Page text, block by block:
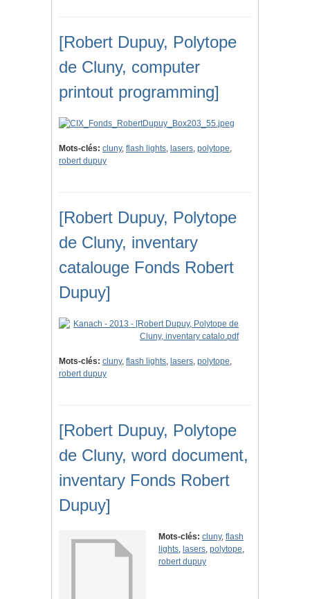
[Robert Dupuy, Polytope
de Cluny, computer
printout programming]
Mots-clés: cluny, flash lights, lasers, polytope,
robert dupuy
[Robert Dupuy, Polytope
de Cluny, inventary
catalouge Fonds Robert
Dupuy]
Mots-clés: cluny, flash lights, lasers, polytope,
robert dupuy
[Robert Dupuy, Polytope
de Cluny, word document,
inventary Fonds Robert
Dupuy]
Mots-clés: cluny, flash
lights, lasers, polytope,
robert dupuy